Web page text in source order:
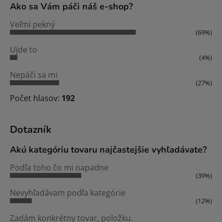
Ako sa Vám páči náš e-shop?
Veľmi pekný
(69%)
Ujde to
(4%)
Nepáči sa mi
(27%)
Počet hlasov: 192
Dotazník
Akú kategóriu tovaru najčastejšie vyhľadávate?
Podľa toho čo mi napadne
(39%)
Nevyhľadávam podľa kategórie
(12%)
Zadám konkrétny tovar, položku.